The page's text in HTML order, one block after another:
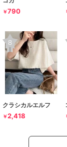
￥790
クラシカルエルフ
￥2,418